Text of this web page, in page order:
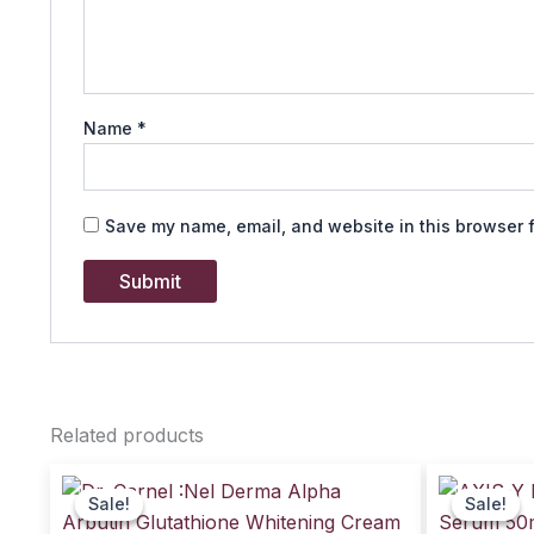
Name *
Save my name, email, and website in this browser
Related products
Sale!
Sale!
price
was:
price
is:
Sale!
Sale!